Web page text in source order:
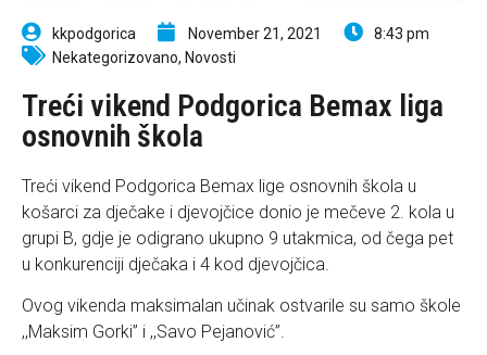
kkpodgorica November 21, 2021
8:43 pm
Nekategorizovano, Novosti
Treći vikend Podgorica Bemax liga
osnovnih škola
Treći vikend Podgorica Bemax lige osnovnih škola u
košarci za dječake i djevojčice donio je mečeve 2. kola u
grupi B, gdje je odigrano ukupno 9 utakmica, od čega pet
u konkurenciji dječaka i 4 kod djevojčica.
Ovog vikenda maksimalan učinak ostvarile su samo škole
,,Maksim Gorki” i ,,Savo Pejanović”.